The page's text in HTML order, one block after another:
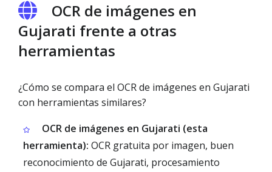
OCR de imágenes en
Gujarati frente a otras
herramientas
¿Cómo se compara el OCR de imágenes en Gujarati
con herramientas similares?
OCR de imágenes en Gujarati (esta
herramienta): OCR gratuita por imagen, buen
reconocimiento de Gujarati, procesamiento